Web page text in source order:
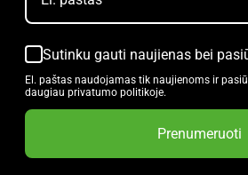
Sutinku gauti naujienas bei
El. paštas naudojamas tik naujienoms ir
daugiau privatumo politikoje.
Prenumeruoti